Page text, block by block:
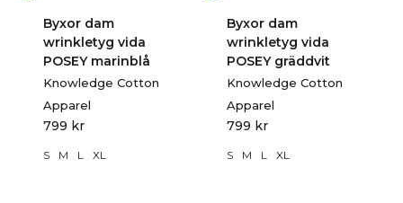
Byxor dam
wrinkletyg vida
POSEY marinblå
Knowledge Cotton
Apparel
799 kr
S M L XL
Byxor dam
wrinkletyg vida
POSEY gräddvit
Knowledge Cotton
Apparel
799 kr
S M L XL